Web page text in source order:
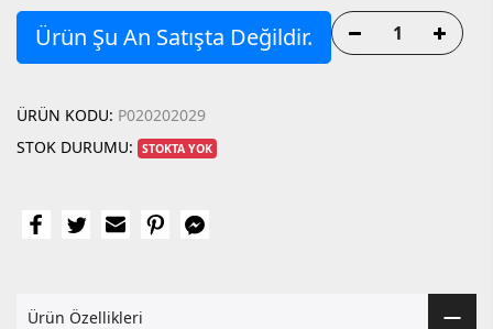
Ürün Şu An Satışta Değildir.
ÜRÜN KODU: P020202029
STOK DURUMU:
STOKTA YOK
Ürün Özellikleri